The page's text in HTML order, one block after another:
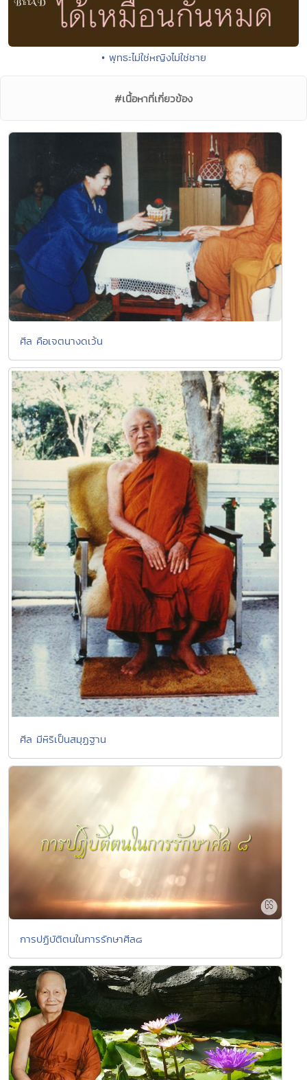
• พุทธะไม่ใช่หญิงไม่ใช่ชาย
#เนื้อหาที่เกี่ยวข้อง
ศีล คือเจตนางดเว้น
ศีล มีหิริเป็นสมุฏฐาน
การปฏิบัติตนในการรักษาศีล๘